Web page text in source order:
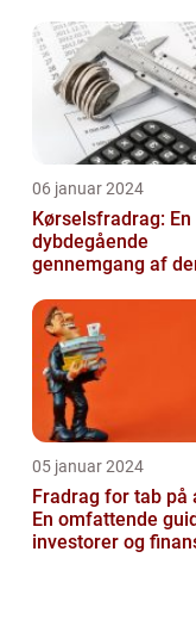
06 januar 2024
Kørselsfradrag: En
dybdegående
gennemgang af
over tid
05 januar 2024
Fradrag for tab på
En omfattende
investorer og